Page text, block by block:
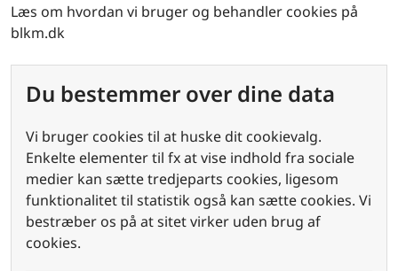
Læs om hvordan vi bruger og behandler cookies på
blkm.dk
Du bestemmer over dine data
Vi bruger cookies til at huske dit cookievalg.
Enkelte elementer til fx at vise indhold fra sociale
medier kan sætte tredjeparts cookies, ligesom
funktionalitet til statistik også kan sætte cookies. Vi
bestræber os på at sitet virker uden brug af
cookies.